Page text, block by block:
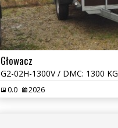
Głowacz
G2-02H-1300V / DMC: 1300 KG
0.0 2026